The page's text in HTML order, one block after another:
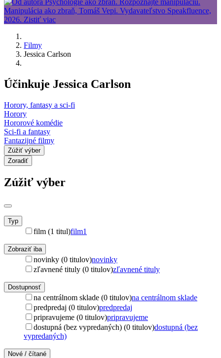
Filmy
Jessica Carlson
Účinkuje Jessica Carlson
Horory, fantasy a sci-fi
Horory
Hororové komédie
Sci-fi a fantasy
Fantazijné filmy
Zúžiť výber
Zoradiť
Zúžiť výber
Typ
film (1 titul)film1
Zobraziť iba
novinky (0 titulov)novinky
zľavnené tituly (0 titulov)zľavnené tituly
Dostupnosť
na centrálnom sklade (0 titulov)na centrálnom sklade
predpredaj (0 titulov)predpredaj
pripravujeme (0 titulov)pripravujeme
dostupná (bez vypredaných) (0 titulov)dostupná (bez
vypredaných)
Nové / čítané